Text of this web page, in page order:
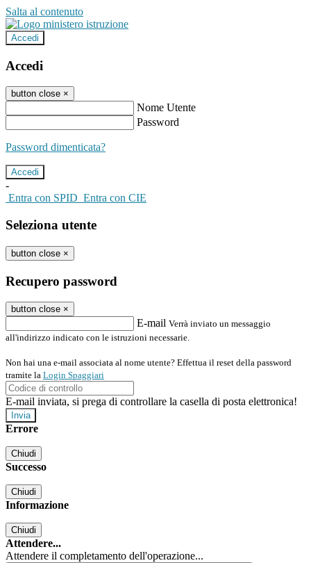
Salta al contenuto
Accedi
Accedi
button close ×
Nome Utente
Password
Password dimenticata?
-
Entra con SPID Entra con CIE
Seleziona utente
button close ×
Recupero password
button close ×
E-mail Verrà inviato un messaggio
all'indirizzo indicato con le istruzioni necessarie.
Non hai una e-mail associata al nome utente? Effettua il reset della password
tramite la Login Spaggiari
E-mail inviata, si prega di controllare la casella di posta elettronica!
Errore
Chiudi
Successo
Chiudi
Informazione
Chiudi
Attendere...
Attendere il completamento dell'operazione...